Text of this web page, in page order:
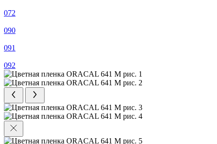
072
090
091
092